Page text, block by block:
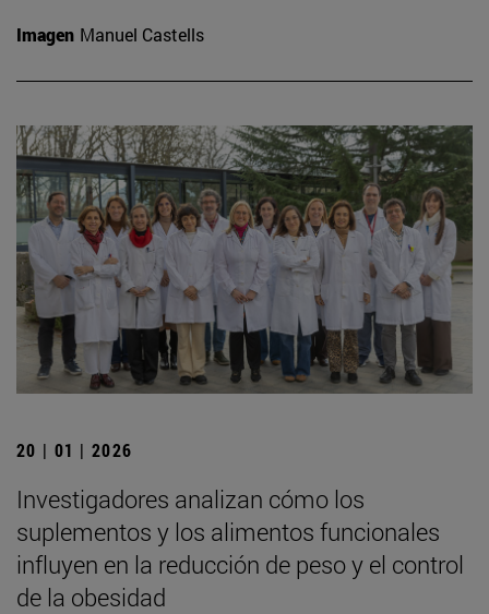
Imagen Manuel Castells
20 | 01 | 2026
Investigadores analizan cómo los
suplementos y los alimentos funcionales
influyen en la reducción de peso y el control
de la obesidad